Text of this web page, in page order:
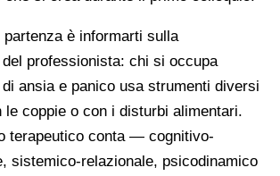
partenza è informarti sulla
professionista: chi si occupa
ansia e panico usa strumenti diversi
le coppie o con i disturbi alimentari.
terapeutico conta — cognitivo-
sistemico-relazionale, psicodinamico